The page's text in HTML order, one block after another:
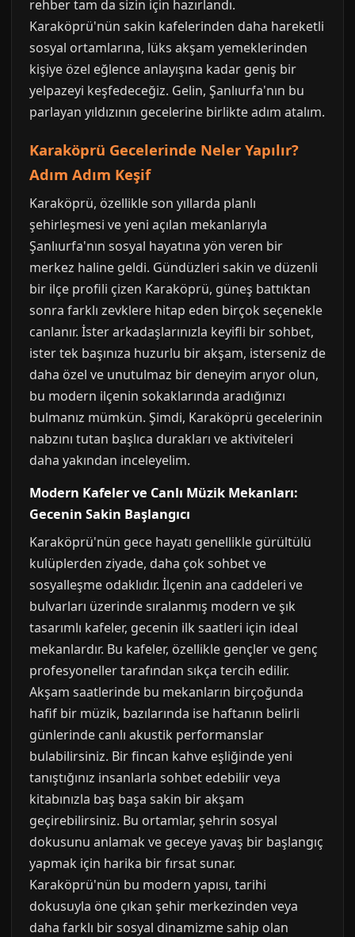
rehber tam da sizin için hazırlandı.
Karaköprü'nün sakin kafelerinden daha hareketli
sosyal ortamlarına, lüks akşam yemeklerinden
kişiye özel eğlence anlayışına kadar geniş bir
yelpazeyi keşfedeceğiz. Gelin, Şanlıurfa'nın bu
parlayan yıldızının gecelerine birlikte adım atalım.
Karaköprü Gecelerinde Neler Yapılır?
Adım Adım Keşif
Karaköprü, özellikle son yıllarda planlı
şehirleşmesi ve yeni açılan mekanlarıyla
Şanlıurfa'nın sosyal hayatına yön veren bir
merkez haline geldi. Gündüzleri sakin ve düzenli
bir ilçe profili çizen Karaköprü, güneş battıktan
sonra farklı zevklere hitap eden birçok seçenekle
canlanır. İster arkadaşlarınızla keyifli bir sohbet,
ister tek başınıza huzurlu bir akşam, isterseniz de
daha özel ve unutulmaz bir deneyim arıyor olun,
bu modern ilçenin sokaklarında aradığınızı
bulmanız mümkün. Şimdi, Karaköprü gecelerinin
nabzını tutan başlıca durakları ve aktiviteleri
daha yakından inceleyelim.
Modern Kafeler ve Canlı Müzik Mekanları:
Gecenin Sakin Başlangıcı
Karaköprü'nün gece hayatı genellikle gürültülü
kulüplerden ziyade, daha çok sohbet ve
sosyalleşme odaklıdır. İlçenin ana caddeleri ve
bulvarları üzerinde sıralanmış modern ve şık
tasarımlı kafeler, gecenin ilk saatleri için ideal
mekanlardır. Bu kafeler, özellikle gençler ve genç
profesyoneller tarafından sıkça tercih edilir.
Akşam saatlerinde bu mekanların birçoğunda
hafif bir müzik, bazılarında ise haftanın belirli
günlerinde canlı akustik performanslar
bulabilirsiniz. Bir fincan kahve eşliğinde yeni
tanıştığınız insanlarla sohbet edebilir veya
kitabınızla baş başa sakin bir akşam
geçirebilirsiniz. Bu ortamlar, şehrin sosyal
dokusunu anlamak ve geceye yavaş bir başlangıç
yapmak için harika bir fırsat sunar.
Karaköprü'nün bu modern yapısı, tarihi
dokusuyla öne çıkan şehir merkezinden veya
daha farklı bir sosyal dinamizme sahip olan